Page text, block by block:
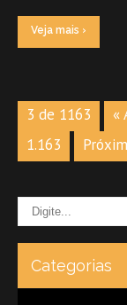
Veja mais ›
3 de 1163 «
1.163
Categorias